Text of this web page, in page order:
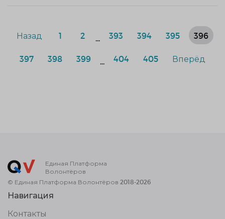
Назад 1 2 393 394 395 396
397 398 399 404 405 Вперёд
Единая Платформа
Волонтёров
© Единая Платформа Волонтёров 2018-2026
Навигация
Контакты